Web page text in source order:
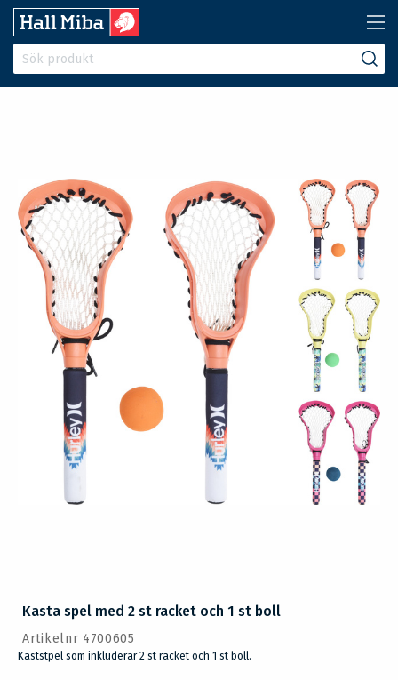
Kasta spel med 2 st racket och 1 st boll
Artikelnr 4700605
Kaststpel som inkluderar 2 st racket och 1 st boll.